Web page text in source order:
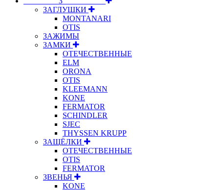
ЗАГЛУШКИ
MONTANARI
OTIS
ЗАЖИМЫ
ЗАМКИ
ОТЕЧЕСТВЕННЫЕ
ELM
ORONA
OTIS
KLEEMANN
KONE
FERMATOR
SCHINDLER
SJEC
THYSSEN KRUPP
ЗАЩЁЛКИ
ОТЕЧЕСТВЕННЫЕ
OTIS
FERMATOR
ЗВЕНЬЯ
KONE